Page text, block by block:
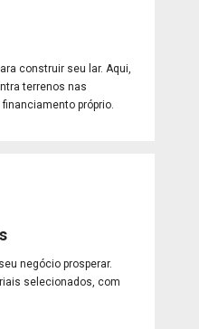
construir seu lar. Aqui,
terrenos nas
próprio.
negócio prosperar.
selecionados, com